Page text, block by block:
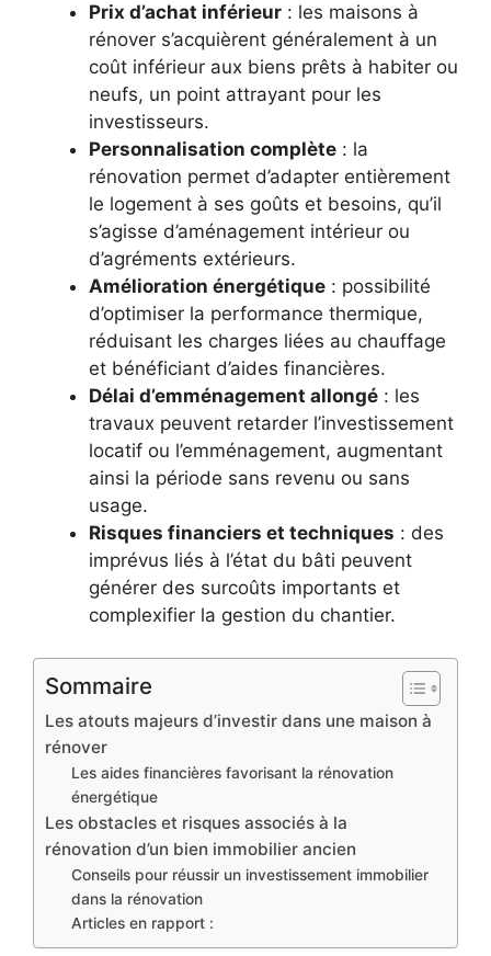
Prix d’achat inférieur : les maisons à
rénover s’acquièrent généralement à un
coût inférieur aux biens prêts à habiter ou
neufs, un point attrayant pour les
investisseurs.
Personnalisation complète : la
rénovation permet d’adapter entièrement
le logement à ses goûts et besoins, qu’il
s’agisse d’aménagement intérieur ou
d’agréments extérieurs.
Amélioration énergétique : possibilité
d’optimiser la performance thermique,
réduisant les charges liées au chauffage
et bénéficiant d’aides financières.
Délai d’emménagement allongé : les
travaux peuvent retarder l’investissement
locatif ou l’emménagement, augmentant
ainsi la période sans revenu ou sans
usage.
Risques financiers et techniques : des
imprévus liés à l’état du bâti peuvent
générer des surcoûts importants et
complexifier la gestion du chantier.
Sommaire
Les atouts majeurs d’investir dans une maison à
rénover
Les aides financières favorisant la rénovation
énergétique
Les obstacles et risques associés à la
rénovation d’un bien immobilier ancien
Conseils pour réussir un investissement immobilier
dans la rénovation
Articles en rapport :